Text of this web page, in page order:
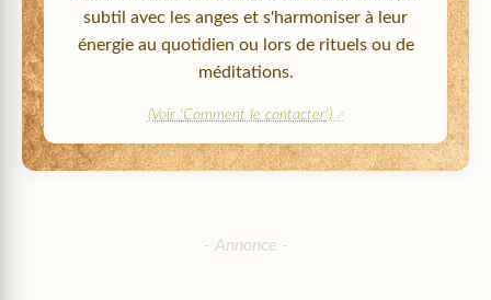
subtil avec les anges et s'harmoniser à leur
énergie au quotidien ou lors de rituels ou de
méditations.
(Voir 'Comment le contacter')